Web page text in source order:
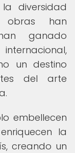
diversidad
han
ganado
un destino
del arte
embellecen
la
creando un